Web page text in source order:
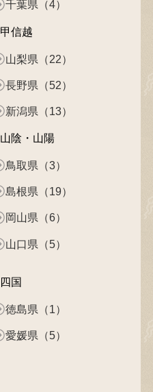
千葉県（4）
甲信越
山梨県（22）
長野県（52）
新潟県（13）
山陰・山陽
鳥取県（3）
島根県（19）
岡山県（6）
山口県（5）
四国
徳島県（1）
愛媛県（5）